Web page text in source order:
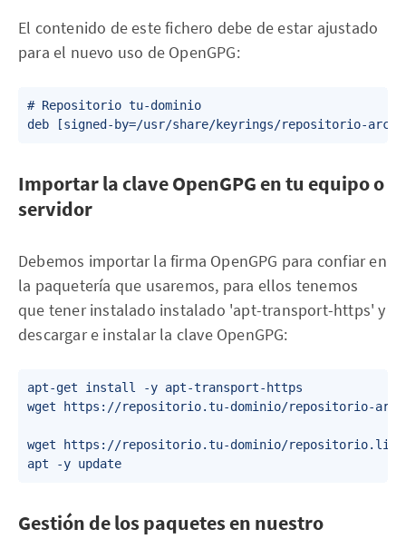
El contenido de este fichero debe de estar ajustado
para el nuevo uso de OpenGPG:
# Repositorio tu-dominio
Importar la clave OpenGPG en tu equipo o
servidor
Debemos importar la firma OpenGPG para confiar en
la paquetería que usaremos, para ellos tenemos
que tener instalado instalado 'apt-transport-https' y
descargar e instalar la clave OpenGPG:
apt-get install -y apt-transport-https
wget https://repositorio.tu-dominio/repositorio-
wget https://repositorio.tu-dominio/
apt -y update
Gestión de los paquetes en nuestro